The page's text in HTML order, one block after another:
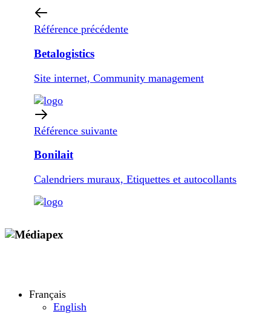
Référence précédente
Betalogistics
Site internet, Community management
Référence suivante
Bonilait
Calendriers muraux, Etiquettes et autocollants
Français
English